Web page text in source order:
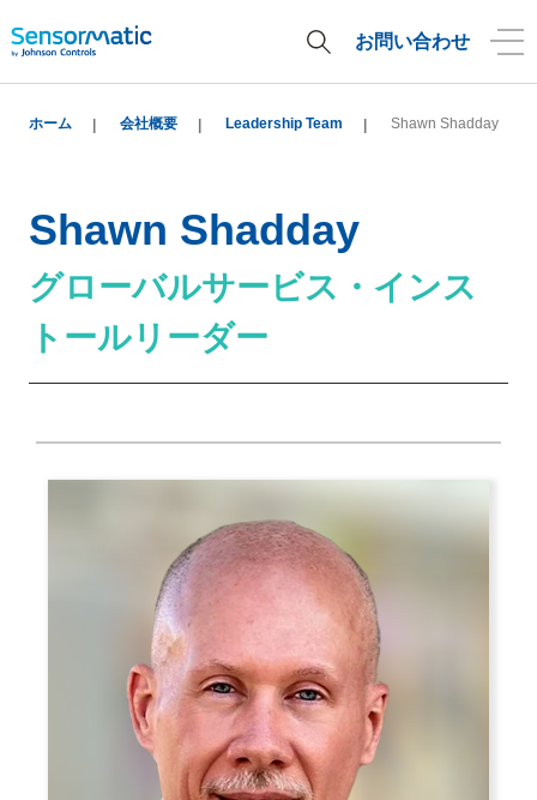
お問い合わせ
ホーム 会社概要 Leadership Team Shawn Shadday
Shawn Shadday
グローバルサービス・インス
トールリーダー